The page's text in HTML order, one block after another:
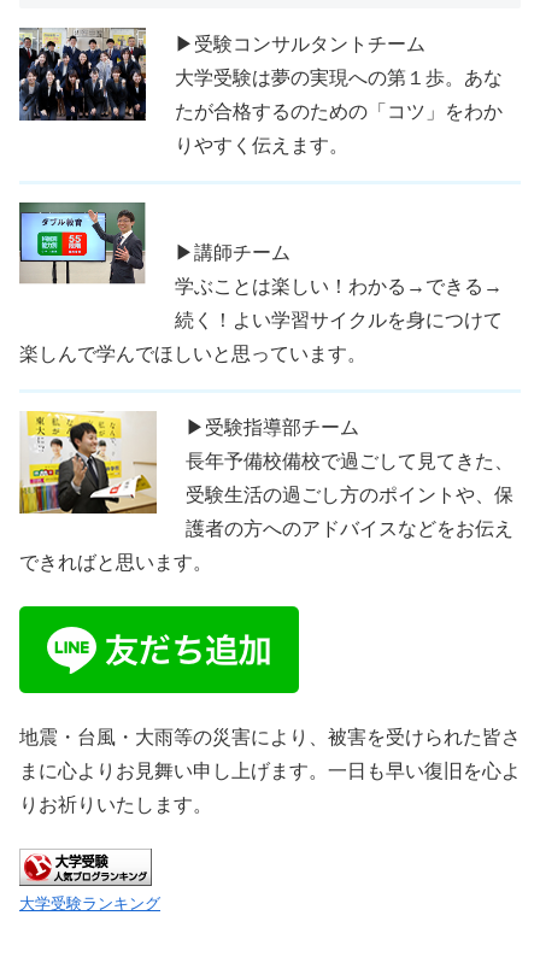
▶受験コンサルタントチーム
大学受験は夢の実現への第１歩。あな
たが合格するのための「コツ」をわか
りやすく伝えます。
▶講師チーム
学ぶことは楽しい！わかる→できる→
続く！よい学習サイクルを身につけて
楽しんで学んでほしいと思っています。
▶受験指導部チーム
長年予備校備校で過ごして見てきた、
受験生活の過ごし方のポイントや、保
護者の方へのアドバイスなどをお伝え
できればと思います。
地震・台風・大雨等の災害により、被害を受けられた皆さ
まに心よりお見舞い申し上げます。一日も早い復旧を心よ
りお祈りいたします。
大学受験ランキング